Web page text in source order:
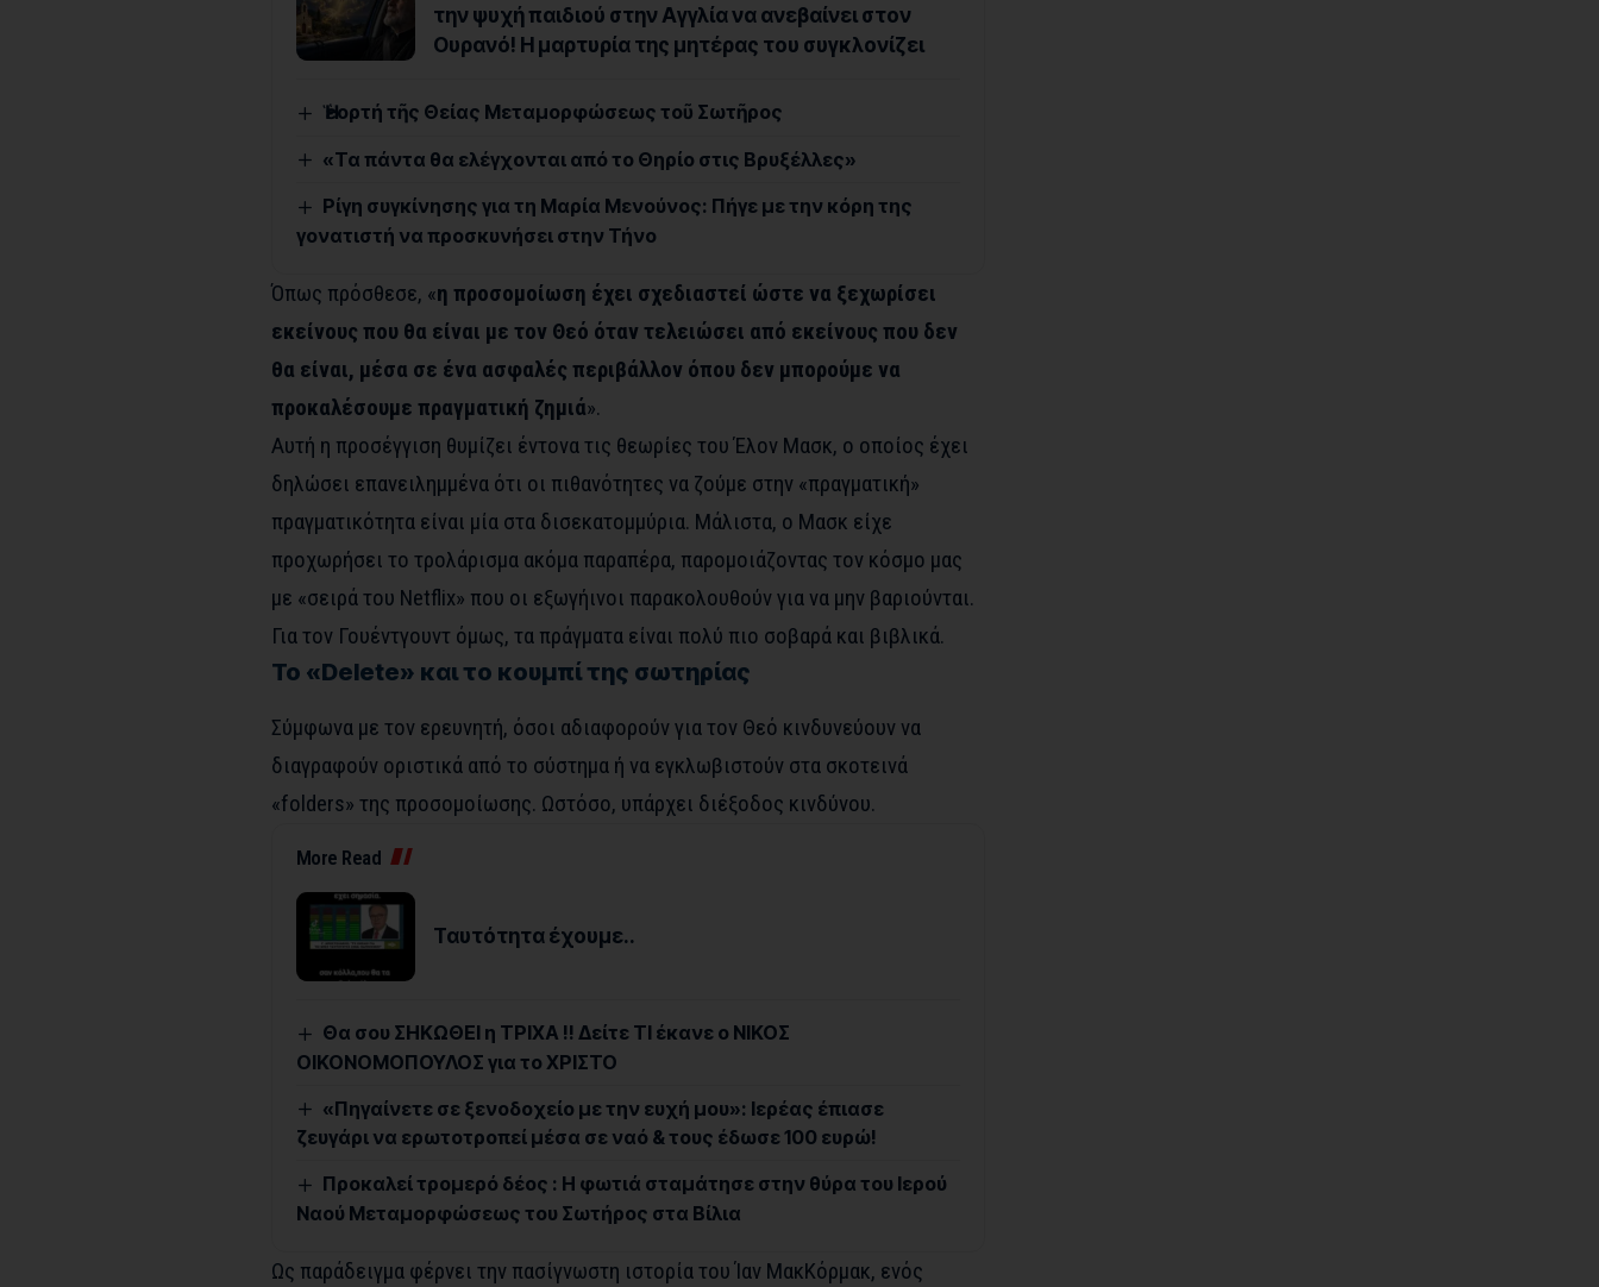
την ψυχή παιδιού στην Αγγλία να ανεβαίνει στον
Ουρανό! Η μαρτυρία της μητέρας του συγκλονίζει
Ἡ ἑορτή τῆς Θείας Μεταμορφώσεως τοῦ Σωτῆρος
«Τα πάντα θα ελέγχονται από το Θηρίο στις Βρυξέλλες»
Ρίγη συγκίνησης για τη Μαρία Μενούνος: Πήγε με την κόρη της
γονατιστή να προσκυνήσει στην Τήνο
Όπως πρόσθεσε, «η προσομοίωση έχει σχεδιαστεί ώστε να ξεχωρίσει
εκείνους που θα είναι με τον Θεό όταν τελειώσει από εκείνους που δεν
θα είναι, μέσα σε ένα ασφαλές περιβάλλον όπου δεν μπορούμε να
προκαλέσουμε πραγματική ζημιά».
Αυτή η προσέγγιση θυμίζει έντονα τις θεωρίες του Έλον Μασκ, ο οποίος έχει
δηλώσει επανειλημμένα ότι οι πιθανότητες να ζούμε στην «πραγματική»
πραγματικότητα είναι μία στα δισεκατομμύρια. Μάλιστα, ο Μασκ είχε
προχωρήσει το τρολάρισμα ακόμα παραπέρα, παρομοιάζοντας τον κόσμο μας
με «σειρά του Netflix» που οι εξωγήινοι παρακολουθούν για να μην βαριούνται.
Για τον Γουέντγουντ όμως, τα πράγματα είναι πολύ πιο σοβαρά και βιβλικά.
Το «Delete» και το κουμπί της σωτηρίας
Σύμφωνα με τον ερευνητή, όσοι αδιαφορούν για τον Θεό κινδυνεύουν να
διαγραφούν οριστικά από το σύστημα ή να εγκλωβιστούν στα σκοτεινά
«folders» της προσομοίωσης. Ωστόσο, υπάρχει διέξοδος κινδύνου.
More Read
Ταυτότητα έχουμε..
Θα σου ΣΗΚΩΘΕΙ η ΤΡΙΧΑ !! Δείτε ΤΙ έκανε ο ΝΙΚΟΣ
ΟΙΚΟΝΟΜΟΠΟΥΛΟΣ για το ΧΡΙΣΤΟ
«Πηγαίνετε σε ξενοδοχείο με την ευχή μου»: Ιερέας έπιασε
ζευγάρι να ερωτοτροπεί μέσα σε ναό & τους έδωσε 100 ευρώ!
Προκαλεί τρομερό δέος : Η φωτιά σταμάτησε στην θύρα του Ιερού
Ναού Μεταμορφώσεως του Σωτήρος στα Βίλια
Ως παράδειγμα φέρνει την πασίγνωστη ιστορία του Ίαν ΜακΚόρμακ, ενός